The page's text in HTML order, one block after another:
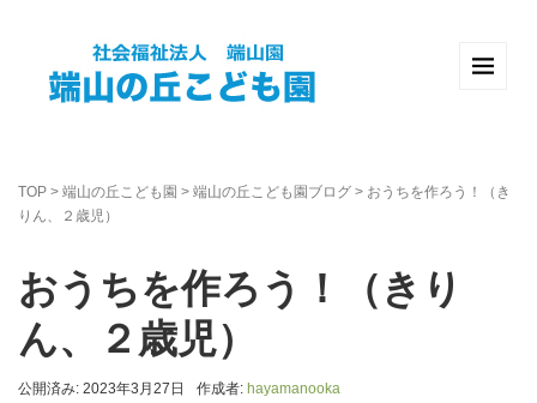
TOP > 端山の丘こども園 > 端山の丘こども園ブログ > おうちを作ろう！（き
りん、２歳児）
おうちを作ろう！（きり
ん、２歳児）
公開済み: 2023年3月27日 作成者: hayamanooka